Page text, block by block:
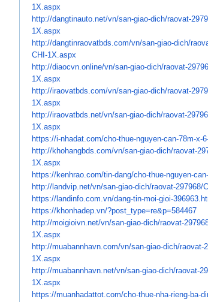
1X.aspx
http://dangtinauto.net/vn/san-giao-dich/raovat-
1X.aspx
http://dangtinraovatbds.com/vn/san-giao-dich/
CHI-1X.aspx
http://diaocvn.online/vn/san-giao-dich/raovat-
1X.aspx
http://iraovatbds.com/vn/san-giao-dich/raovat-
1X.aspx
http://iraovatbds.net/vn/san-giao-dich/raovat-
1X.aspx
https://i-nhadat.com/cho-thue-nguyen-can-78m-x-
http://khohangbds.com/vn/san-giao-dich/raovat-
1X.aspx
https://kenhrao.com/tin-dang/cho-thue-nguyen-
http://landvip.net/vn/san-giao-dich/raovat-297968/
https://landinfo.com.vn/dang-tin-moi-gioi-
https://khonhadep.vn/?post_ type=re&p=584467
http://moigioivn.net/vn/san-giao-dich/raovat-
1X.aspx
http://muabannhavn.com/vn/san-giao-dich/raovat-
1X.aspx
http://muabannhavn.net/vn/san-giao-dich/raovat-
1X.aspx
https://muanhadattot.com/cho-thue-nha-rieng-ba-